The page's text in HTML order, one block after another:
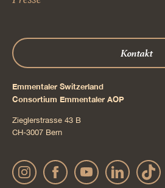
Kontakt
Emmentaler Switzerland
Consortium Emmentaler AOP
Zieglerstrasse 43 B
CH-3007 Bern